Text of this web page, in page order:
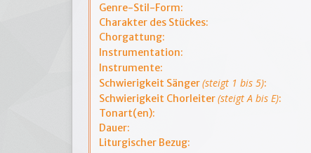
Genre-Stil-Form:
Charakter des Stückes:
Chorgattung:
Instrumentation:
Instrumente:
Schwierigkeit Sänger(steigt 1 bis 5):
Schwierigkeit Chorleiter(steigt A bis E):
Tonart(en):
Dauer:
Liturgischer Bezug: